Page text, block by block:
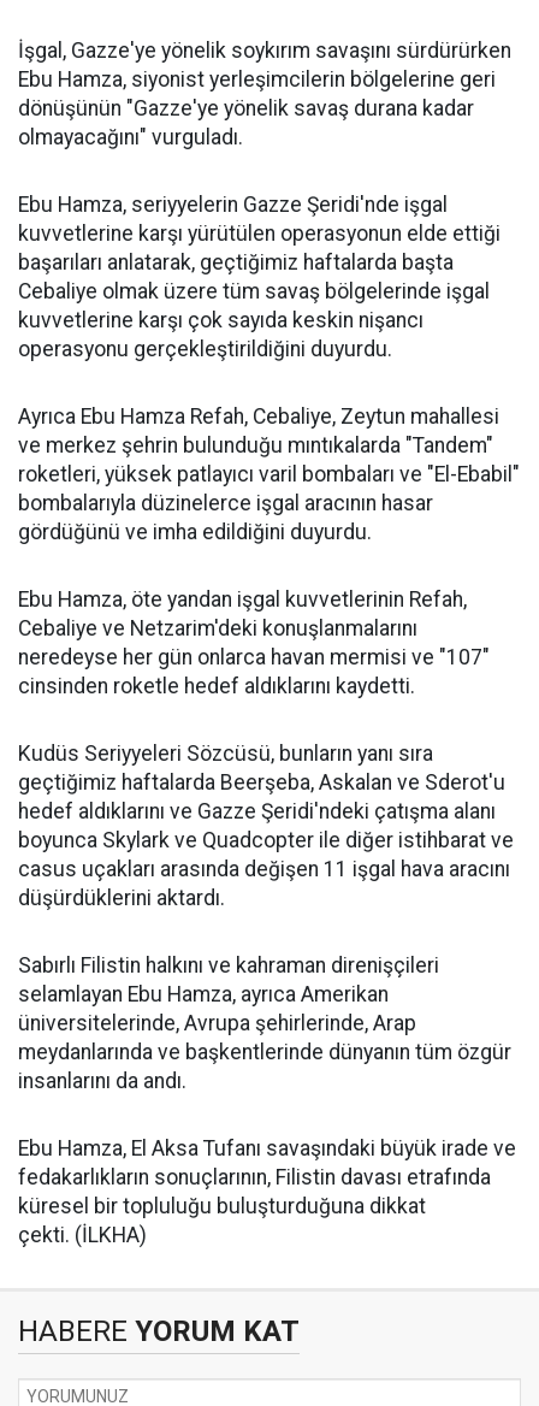
İşgal, Gazze'ye yönelik soykırım savaşını sürdürürken
Ebu Hamza, siyonist yerleşimcilerin bölgelerine geri
dönüşünün "Gazze'ye yönelik savaş durana kadar
olmayacağını" vurguladı.
Ebu Hamza, seriyyelerin Gazze Şeridi'nde işgal
kuvvetlerine karşı yürütülen operasyonun elde ettiği
başarıları anlatarak, geçtiğimiz haftalarda başta
Cebaliye olmak üzere tüm savaş bölgelerinde işgal
kuvvetlerine karşı çok sayıda keskin nişancı
operasyonu gerçekleştirildiğini duyurdu.
Ayrıca Ebu Hamza Refah, Cebaliye, Zeytun mahallesi
ve merkez şehrin bulunduğu mıntıkalarda "Tandem"
roketleri, yüksek patlayıcı varil bombaları ve "El-Ebabil"
bombalarıyla düzinelerce işgal aracının hasar
gördüğünü ve imha edildiğini duyurdu.
Ebu Hamza, öte yandan işgal kuvvetlerinin Refah,
Cebaliye ve Netzarim'deki konuşlanmalarını
neredeyse her gün onlarca havan mermisi ve "107"
cinsinden roketle hedef aldıklarını kaydetti.
Kudüs Seriyyeleri Sözcüsü, bunların yanı sıra
geçtiğimiz haftalarda Beerşeba, Askalan ve Sderot'u
hedef aldıklarını ve Gazze Şeridi'ndeki çatışma alanı
boyunca Skylark ve Quadcopter ile diğer istihbarat ve
casus uçakları arasında değişen 11 işgal hava aracını
düşürdüklerini aktardı.
Sabırlı Filistin halkını ve kahraman direnişçileri
selamlayan Ebu Hamza, ayrıca Amerikan
üniversitelerinde, Avrupa şehirlerinde, Arap
meydanlarında ve başkentlerinde dünyanın tüm özgür
insanlarını da andı.
Ebu Hamza, El Aksa Tufanı savaşındaki büyük irade ve
fedakarlıkların sonuçlarının, Filistin davası etrafında
küresel bir topluluğu buluşturduğuna dikkat
çekti. (İLKHA)
HABERE YORUM KAT